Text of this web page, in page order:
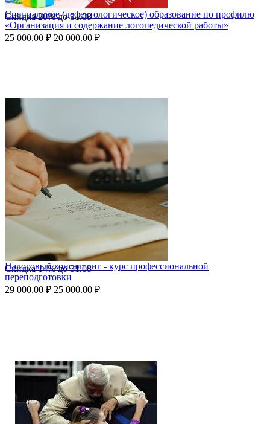
Скидка20%до31.08
Специальное (дефектологическое) образование по профилю
«Организация и содержание логопедической работы»
25 000.00 ₽ 20 000.00 ₽
Скидка14%до31.08
Налоговый консалтинг - курс профессиональной
переподготовки
29 000.00 ₽ 25 000.00 ₽